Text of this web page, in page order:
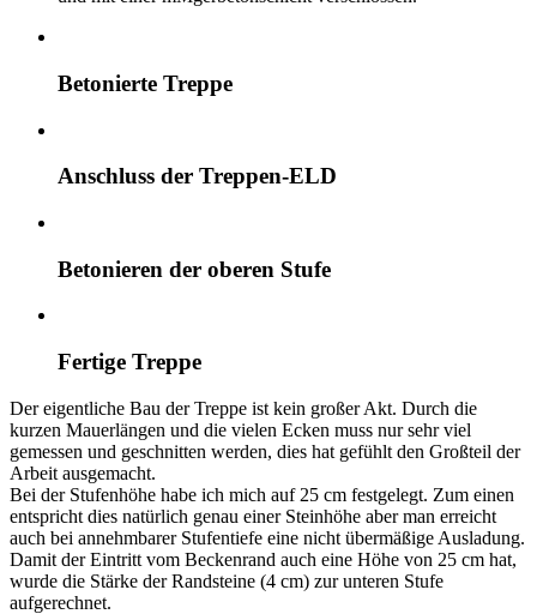
Betonierte Treppe
Anschluss der Treppen-ELD
Betonieren der oberen Stufe
Fertige Treppe
Der eigentliche Bau der Treppe ist kein großer Akt. Durch die
kurzen Mauerlängen und die vielen Ecken muss nur sehr viel
gemessen und geschnitten werden, dies hat gefühlt den Großteil der
Arbeit ausgemacht.
Bei der Stufenhöhe habe ich mich auf 25 cm festgelegt. Zum einen
entspricht dies natürlich genau einer Steinhöhe aber man erreicht
auch bei annehmbarer Stufentiefe eine nicht übermäßige Ausladung.
Damit der Eintritt vom Beckenrand auch eine Höhe von 25 cm hat,
wurde die Stärke der Randsteine (4 cm) zur unteren Stufe
aufgerechnet.